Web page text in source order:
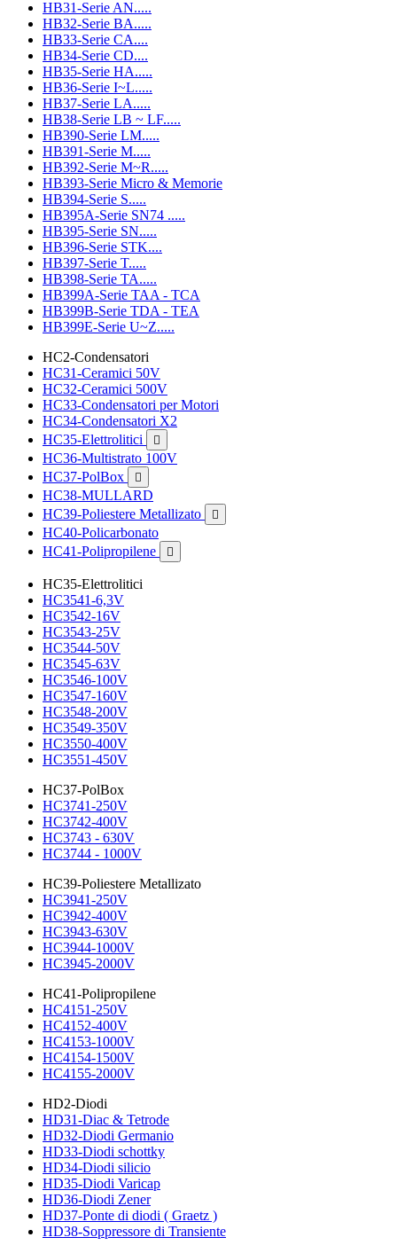
HB31-Serie AN.....
HB32-Serie BA.....
HB33-Serie CA....
HB34-Serie CD....
HB35-Serie HA.....
HB36-Serie I~L.....
HB37-Serie LA.....
HB38-Serie LB ~ LF.....
HB390-Serie LM.....
HB391-Serie M.....
HB392-Serie M~R.....
HB393-Serie Micro & Memorie
HB394-Serie S.....
HB395A-Serie SN74 .....
HB395-Serie SN.....
HB396-Serie STK....
HB397-Serie T.....
HB398-Serie TA.....
HB399A-Serie TAA - TCA
HB399B-Serie TDA - TEA
HB399E-Serie U~Z.....
HC2-Condensatori
HC31-Ceramici 50V
HC32-Ceramici 500V
HC33-Condensatori per Motori
HC34-Condensatori X2
HC35-Elettrolitici

HC36-Multistrato 100V
HC37-PolBox

HC38-MULLARD
HC39-Poliestere Metallizato

HC40-Policarbonato
HC41-Polipropilene

HC35-Elettrolitici
HC3541-6,3V
HC3542-16V
HC3543-25V
HC3544-50V
HC3545-63V
HC3546-100V
HC3547-160V
HC3548-200V
HC3549-350V
HC3550-400V
HC3551-450V
HC37-PolBox
HC3741-250V
HC3742-400V
HC3743 - 630V
HC3744 - 1000V
HC39-Poliestere Metallizato
HC3941-250V
HC3942-400V
HC3943-630V
HC3944-1000V
HC3945-2000V
HC41-Polipropilene
HC4151-250V
HC4152-400V
HC4153-1000V
HC4154-1500V
HC4155-2000V
HD2-Diodi
HD31-Diac & Tetrode
HD32-Diodi Germanio
HD33-Diodi schottky
HD34-Diodi silicio
HD35-Diodi Varicap
HD36-Diodi Zener
HD37-Ponte di diodi ( Graetz )
HD38-Soppressore di Transiente